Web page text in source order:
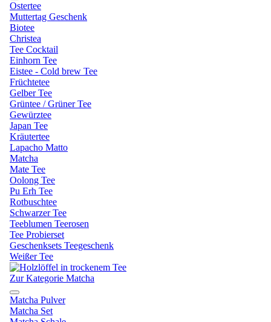
Ostertee
Muttertag Geschenk
Biotee
Christea
Tee Cocktail
Einhorn Tee
Eistee - Cold brew Tee
Früchtetee
Gelber Tee
Grüntee / Grüner Tee
Gewürztee
Japan Tee
Kräutertee
Lapacho Matto
Matcha
Mate Tee
Oolong Tee
Pu Erh Tee
Rotbuschtee
Schwarzer Tee
Teeblumen Teerosen
Tee Probierset
Geschenksets Teegeschenk
Weißer Tee
Zur Kategorie Matcha
Matcha Pulver
Matcha Set